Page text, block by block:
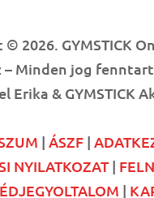
2026. GYMSTICK
– Minden jog
Erika & GYMSTICK
| ÁSZF |
NYILATKOZAT|
|